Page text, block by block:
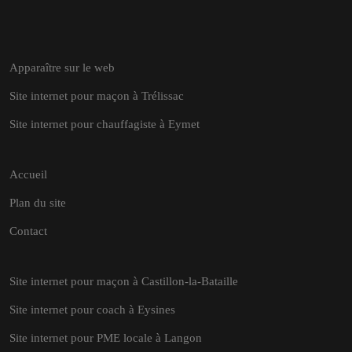
Apparaître sur le web
Site internet pour maçon à Trélissac
Site internet pour chauffagiste à Eymet
Accueil
Plan du site
Contact
Site internet pour maçon à Castillon-la-Bataille
Site internet pour coach à Eysines
Site internet pour PME locale à Langon